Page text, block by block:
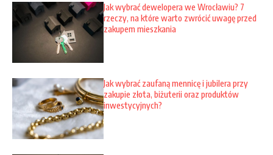
Jak wybrać dewelopera we Wrocławiu? 7
rzeczy, na które warto zwrócić uwagę przed
zakupem mieszkania
Jak wybrać zaufaną mennicę i jubilera przy
zakupie złota, biżuterii oraz produktów
inwestycyjnych?